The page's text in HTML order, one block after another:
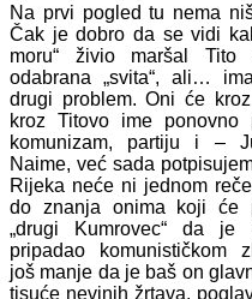
Na prvi pogled tu nema
Čak je dobro da se vidi
moru“ živio maršal Tito
odabrana „svita“, ali…
drugi problem. Oni će
kroz Titovo ime ponovno
komunizam, partiju i –
Naime, već sada
Rijeka neće ni jednom
do znanja onima koji će
„drugi Kumrovec“ da je
pripadao komunističkom
još manje da je baš on
tisuće nevinih žrtava,